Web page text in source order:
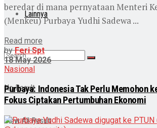
Lainnya
No Result
View All Result
beredar di mana pernyataan Menteri
(Menkeu) Purbaya Yudhi Sadewa ...
Read more
by Feri Spt
18 May 2026
Nasional
Purbaya: Indonesia Tak Perlu Memohon
Fokus Ciptakan Pertumbuhan Ekonomi